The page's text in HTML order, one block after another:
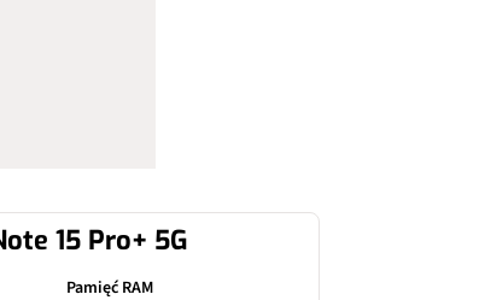
15 Pro+ 5G
Pamięć RAM